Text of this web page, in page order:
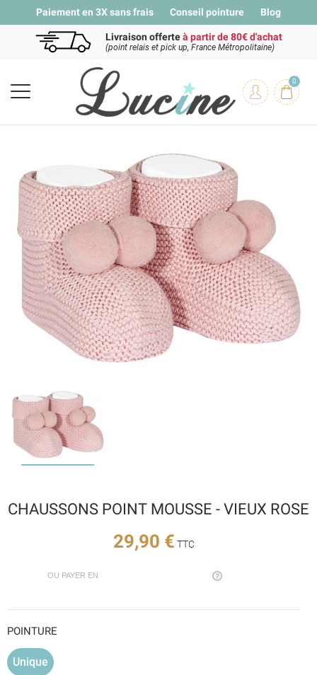
Paiement en 3X sans frais Conseil pointure Blog
Livraison offerteà partir de 80€ d'achat
(point relais et pick up, France Métropolitaine)
0
CHAUSSONS POINT MOUSSE - VIEUX ROSE
29,90 € TTC
OU PAYER EN
POINTURE
Unique